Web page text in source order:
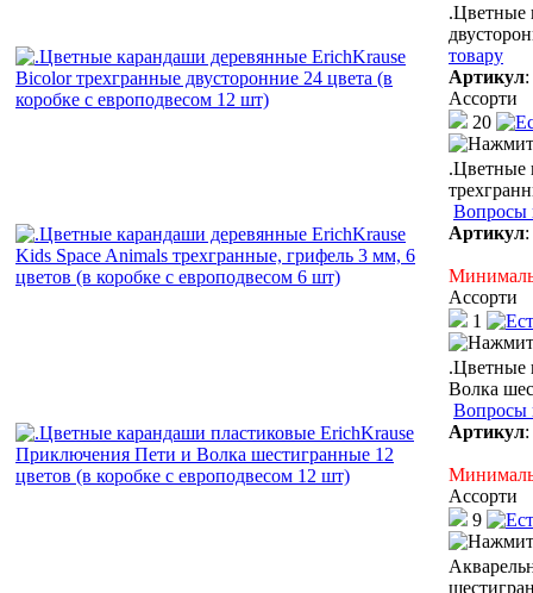
.Цветные
товару
Артикул:
Ассорти
20
.Цветные
Вопросы
Артикул:
Ассорти
1
.Цветные
Волка
Вопросы
Артикул:
Ассорти
9